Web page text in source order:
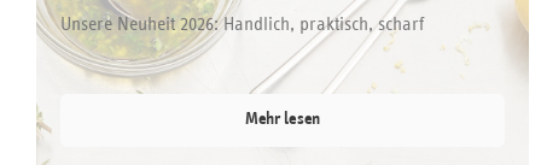
Unsere Neuheit 2026: Handlich, praktisch, scharf
Mehr lesen